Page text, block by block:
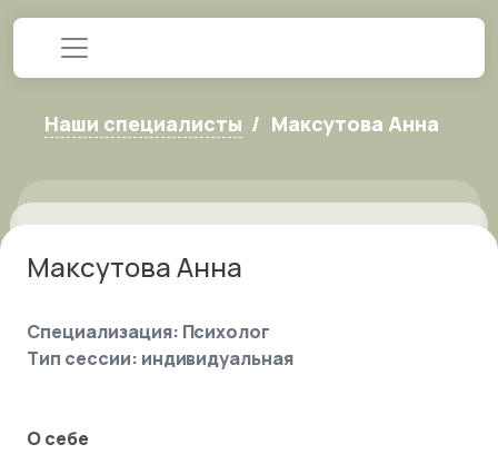
Наши специалисты Максутова Анна
Максутова Анна
Специализация: Психолог
Тип сессии: индивидуальная
О себе